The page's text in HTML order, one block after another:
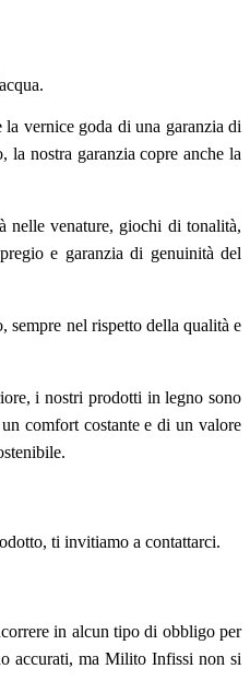
la vernice goda di una garanzia di
la nostra garanzia copre anche la
nelle venature, giochi di tonalità,
e garanzia di genuinità del
sempre nel rispetto della qualità e
i nostri prodotti in legno sono
comfort costante e di un valore
ti invitiamo a contattarci.
in alcun tipo di obbligo per
accurati, ma Milito Infissi non si